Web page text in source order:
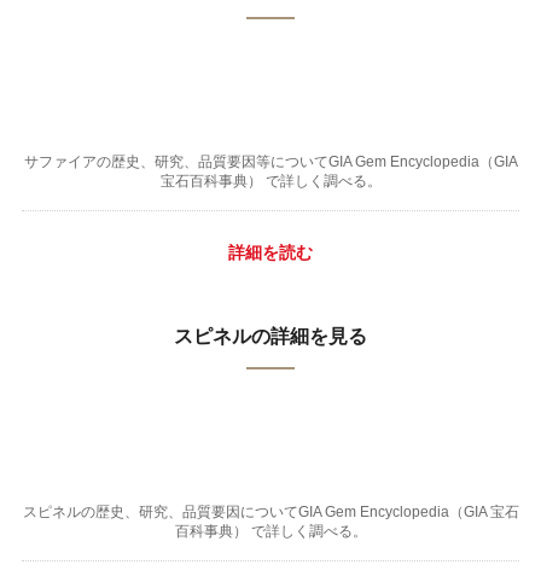
サファイアの歴史、研究、品質要因等についてGIA Gem Encyclopedia（GIA
宝石百科事典） で詳しく調べる。
詳細を読む
スピネルの詳細を見る
スピネルの歴史、研究、品質要因についてGIA Gem Encyclopedia（GIA 宝石
百科事典） で詳しく調べる。